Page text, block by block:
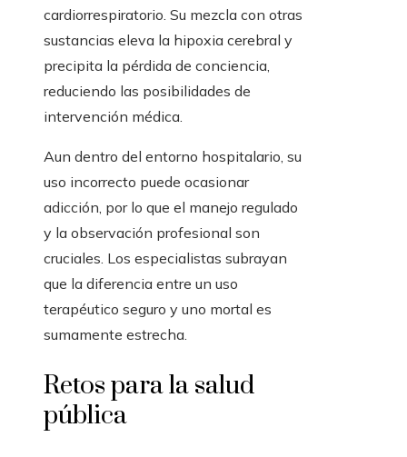
cardiorrespiratorio. Su mezcla con otras
sustancias eleva la hipoxia cerebral y
precipita la pérdida de conciencia,
reduciendo las posibilidades de
intervención médica.
Aun dentro del entorno hospitalario, su
uso incorrecto puede ocasionar
adicción, por lo que el manejo regulado
y la observación profesional son
cruciales. Los especialistas subrayan
que la diferencia entre un uso
terapéutico seguro y uno mortal es
sumamente estrecha.
Retos para la salud
pública